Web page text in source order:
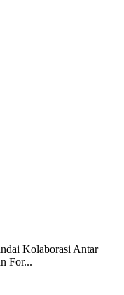
Kolaborasi Antar
For...